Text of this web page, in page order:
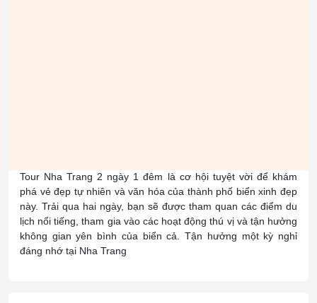
Tour Nha Trang 2 ngày 1 đêm là cơ hội tuyệt vời để khám
phá vẻ đẹp tự nhiên và văn hóa của thành phố biển xinh đẹp
này. Trải qua hai ngày, bạn sẽ được tham quan các điểm du
lịch nổi tiếng, tham gia vào các hoạt động thú vị và tận hưởng
không gian yên bình của biển cả. Tận hưởng một kỳ nghỉ
đáng nhớ tại Nha Trang